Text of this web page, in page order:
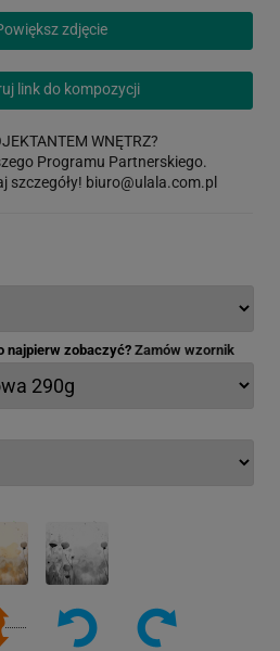
zdjęcie
link do kompozycji
WNĘTRZ?
Programu Partnerskiego.
szczegóły! biuro@ulala.com.pl
najpierw zobaczyć? Zamów wzornik